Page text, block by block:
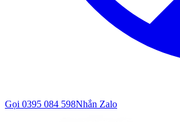
Gọi 0395 084 598Nhắn Zalo